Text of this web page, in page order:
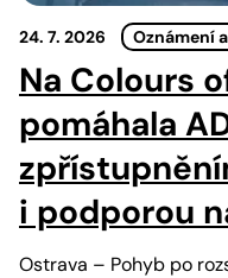
24. 7. 2026 Oznámení
Na Colours
pomáhala
i podporou
Ostrava – Pohyb po